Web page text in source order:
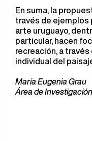
En suma, la
través de ejemplos
arte uruguayo,
particular, hacen
recreación, a
individual del
María Eugenia Grau
Área de